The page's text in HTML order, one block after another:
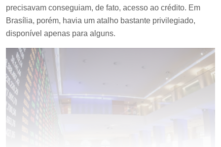
precisavam conseguiam, de fato, acesso ao crédito. Em
Brasília, porém, havia um atalho bastante privilegiado,
disponível apenas para alguns.